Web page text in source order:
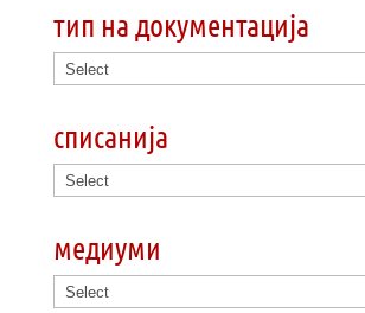
тип на документација
списанија
медиуми